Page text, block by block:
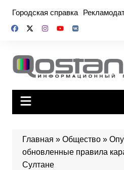
содержимому
Городская справка
Главная » Общество»
обновленные правила
Султане